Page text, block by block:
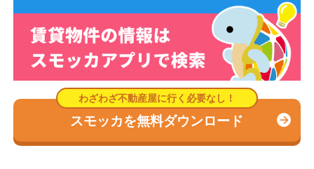
スモッカを無料ダウンロード